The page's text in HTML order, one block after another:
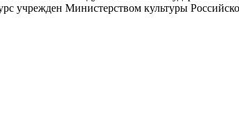
учрежден Министерством культуры